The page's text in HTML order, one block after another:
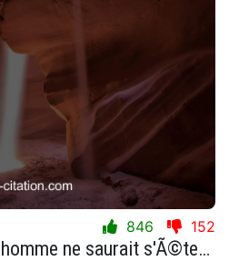
846 152
La connaissance de l'homme ne saurait s'Ã©tendre au-delÃ de sa propre expÃ©rience.